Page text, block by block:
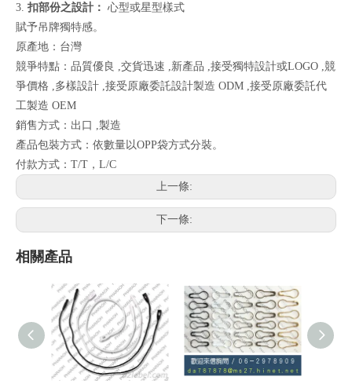
3. 扣部份之設計： 心型或星型樣式
賦予吊牌獨特感。
原產地：台灣
競爭特點：品質優良 ,交貨迅速 ,新產品 ,接受獨特設計或LOGO ,競
爭價格 ,多樣設計 ,接受原廠委託設計製造 ODM ,接受原廠委託代
工製造 OEM
銷售方式：出口 ,製造
產品包裝方式：依數量以OPP袋方式分裝。
付款方式：T/T，L/C
上一條:
下一條:
相關產品